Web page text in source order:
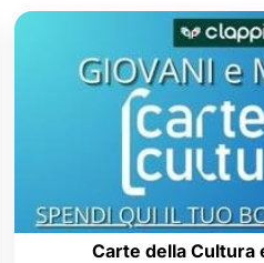
Carte della Cultura e del Merito